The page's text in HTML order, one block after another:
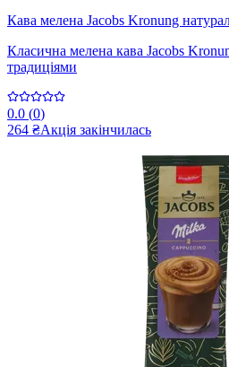
Кава мелена Jacobs Kronung
Класична мелена кава Jacobs
традиціями
0.0 (0)
264 ₴Акція закінчилась